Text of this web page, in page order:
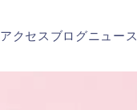
アクセス ブログニュース